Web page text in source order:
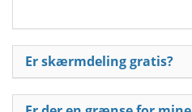
Er skærmdeling gratis?